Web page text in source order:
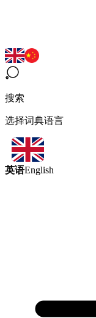
搜索
选择词典语言
英语English